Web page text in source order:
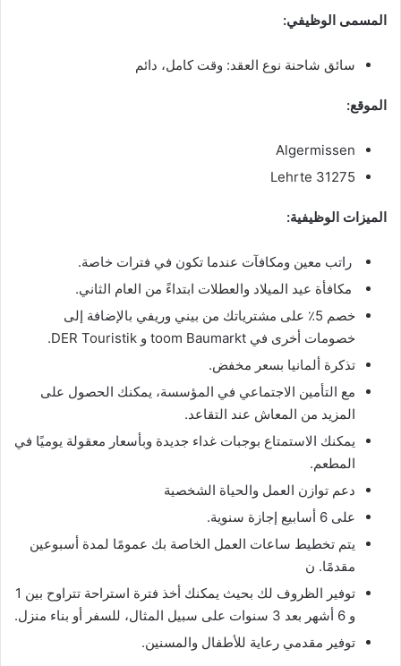
المسمى الوظيفي:
سائق شاحنة نوع العقد: وقت كامل، دائم
الموقع:
Algermissen
31275 Lehrte
الميزات الوظيفية:
راتب معين ومكافآت عندما تكون في فترات خاصة.
مكافأة عيد الميلاد والعطلات ابتداءً من العام الثاني.
خصم 5٪ على مشترياتك من بيني وريفي بالإضافة إلى
خصومات أخرى في toom Baumarkt و DER Touristik.
تذكرة ألمانيا بسعر مخفض.
مع التأمين الاجتماعي في المؤسسة، يمكنك الحصول على
المزيد من المعاش عند التقاعد.
يمكنك الاستمتاع بوجبات غداء جديدة وبأسعار معقولة يوميًا في
المطعم.
دعم توازن العمل والحياة الشخصية
على 6 أسابيع إجازة سنوية.
يتم تخطيط ساعات العمل الخاصة بك عمومًا لمدة أسبوعين
مقدمًا. ن
توفير الظروف لك بحيث يمكنك أخذ فترة استراحة تتراوح بين 1
و 6 أشهر بعد 3 سنوات على سبيل المثال، للسفر أو بناء منزل.
توفير مقدمي رعاية للأطفال والمسنين.